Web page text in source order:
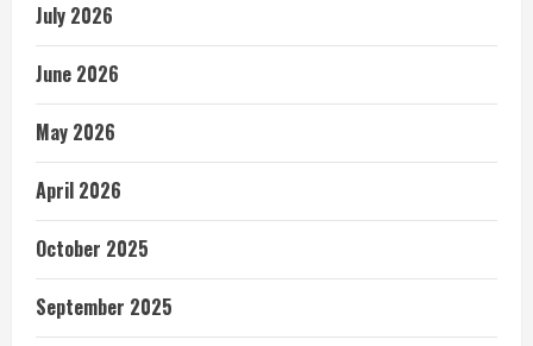
July 2026
June 2026
May 2026
April 2026
October 2025
September 2025